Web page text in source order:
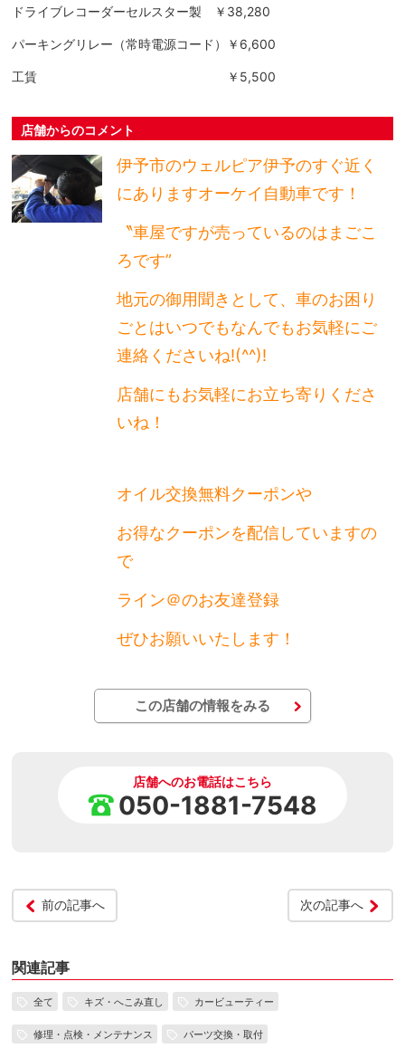
ドライブレコーダーセルスター製 ￥38,280
パーキングリレー（常時電源コード）￥6,600
工賃 ￥5,500
店舗からのコメント
伊予市のウェルピア伊予のすぐ近く
にありますオーケイ自動車です！
〝車屋ですが売っているのはまごこ
ろです”
地元の御用聞きとして、車のお困り
ごとはいつでもなんでもお気軽にご
連絡くださいね!(^^)!
店舗にもお気軽にお立ち寄りくださ
いね！
オイル交換無料クーポンや
お得なクーポンを配信していますの
で
ライン＠のお友達登録
ぜひお願いいたします！
この店舗の情報をみる
店舗へのお電話はこちら
050-1881-7548
前の記事へ 次の記事へ
関連記事
全て キズ・へこみ直し カービューティー
修理・点検・メンテナンス パーツ交換・取付